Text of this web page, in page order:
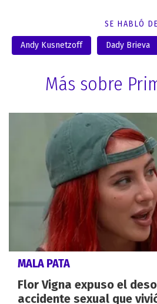
SE HABLÓ DE
Andy Kusnetzoff Dady Brieva
Más sobre
MALA PATA
Flor Vigna expuso el
accidente sexual que